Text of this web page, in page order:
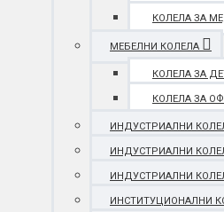
КОЛЕЛА ЗА
МЕБЕЛНИ КОЛЕЛА
КОЛЕЛА ЗА
КОЛЕЛА ЗА
ИНДУСТРИАЛНИ
ИНДУСТРИАЛНИ
ИНДУСТРИАЛНИ
ИНСТИТУЦИОНАЛНИ